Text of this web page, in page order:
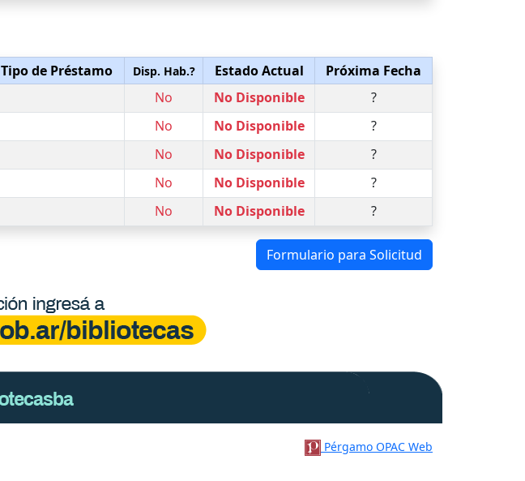
Tipo de Préstamo Disp. Hab.? Estado Actual
Próxima Fecha
No No Disponible
?
No No Disponible
?
No No Disponible
?
No No Disponible
?
No No Disponible ?
Formulario para Solicitud
Pérgamo OPAC Web